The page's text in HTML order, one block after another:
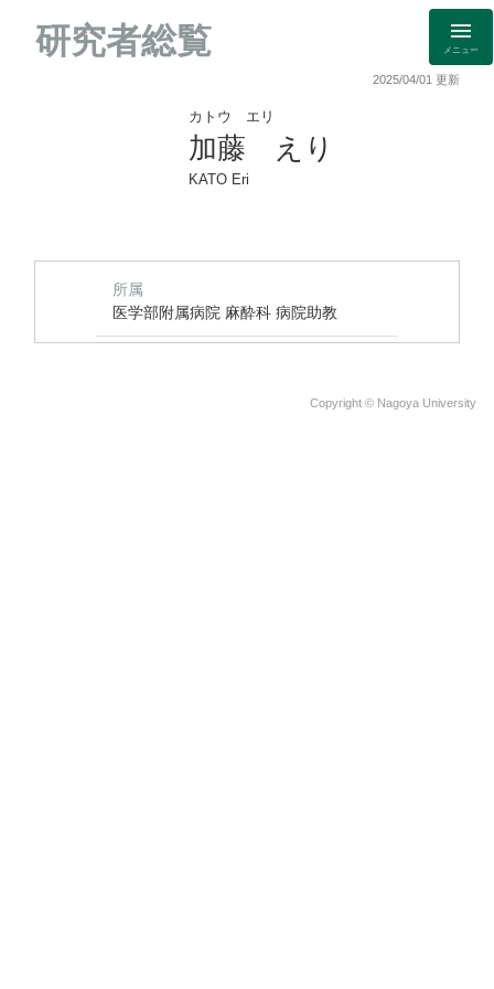
研究者総覧 メニュー
2025/04/01 更新
カトウ エリ
加藤 えり
KATO Eri
所属
医学部附属病院 麻酔科 病院助教
Copyright © Nagoya University